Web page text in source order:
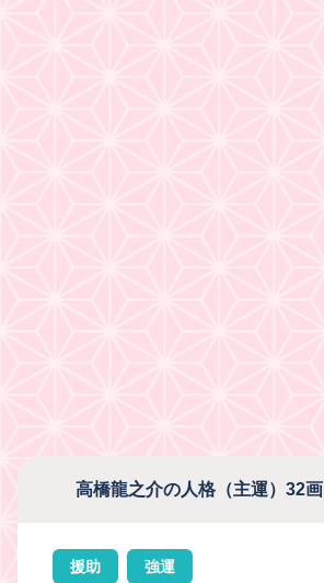
高橋龍之介の人格（主運）32画
援助 強運